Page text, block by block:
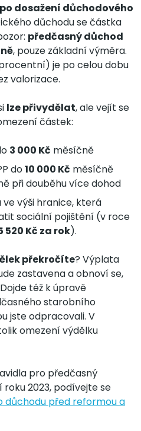
dosažení důchodového
důchodu se částka
předčasný důchod
, pouze základní výměra.
je po celou dobu
valorizace.
lze přivydělat, ale vejít se
částek:
3 000 Kč měsíčně
do10 000 Kč měsíčně
při douběhu více dohod
ve výši hranice, která
sociální pojištění (v roce
520 Kč za rok).
překročíte? Výplata
zastavena a obnoví se,
též k úpravě
starobního
jste odpracovali. V
omezení výdělku
pro předčasný
2023, podívejte se
důchodu před reformou a